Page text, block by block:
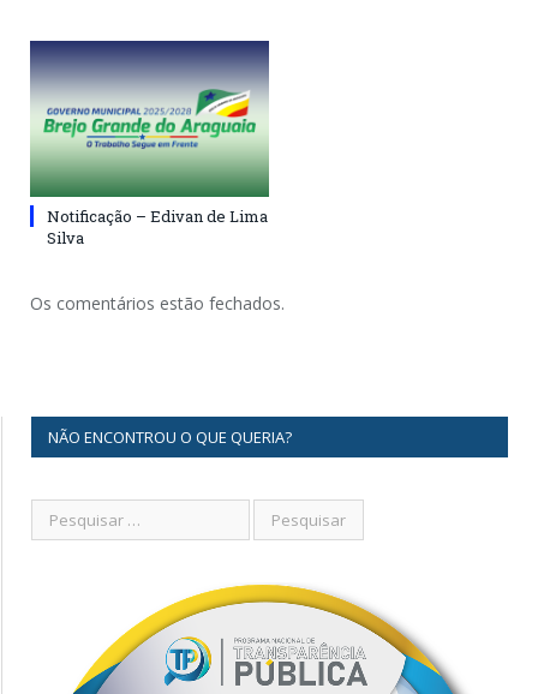
Notificação – Edivan de Lima
Silva
Os comentários estão fechados.
NÃO ENCONTROU O QUE QUERIA?